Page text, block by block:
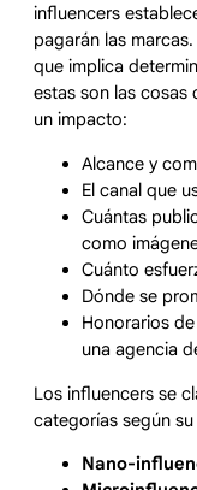
influencers
pagarán las
que implica
estas son las cosas
un impacto:
Alcance y
El canal que
Cuántas
como
Cuánto
Dónde se
Honorarios
una agencia
Los influencers se
categorías según
Nano-